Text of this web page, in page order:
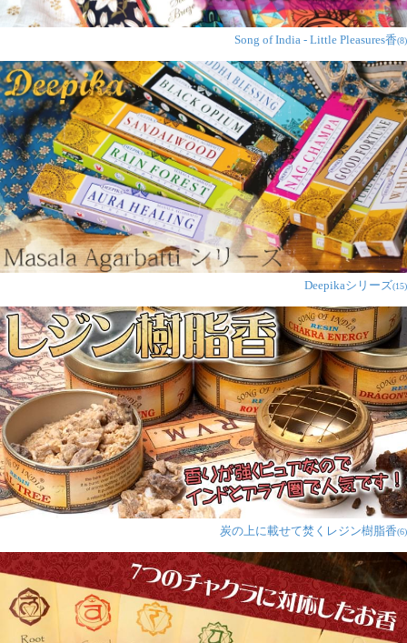
Song of India - Little Pleasures香(8)
Deepikaシリーズ(15)
炭の上に載せて焚くレジン樹脂香(6)